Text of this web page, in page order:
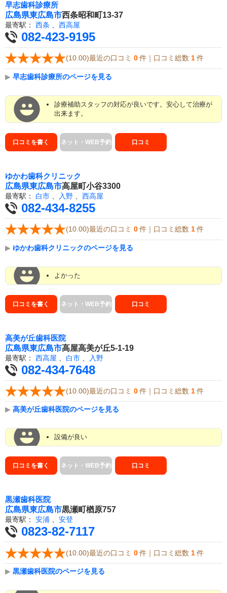
早志歯科診療所
広島県東広島市西条昭和町13-37
最寄駅： 西条 西高屋
082-423-9195
(10.00)最近の口コミ 0 件｜口コミ総数 1 件
▶ 早志歯科診療所のページを見る
診療補助スタッフの対応が良いです。安心して治療が
出来ます。
口コミを書く ネット・WEB予約 口コミ
ゆかわ歯科クリニック
広島県東広島市高屋町小谷3300
最寄駅： 白市 入野 西高屋
082-434-8255
(10.00)最近の口コミ 0 件｜口コミ総数 1 件
▶ ゆかわ歯科クリニックのページを見る
よかった
口コミを書く ネット・WEB予約 口コミ
高美が丘歯科医院
広島県東広島市高屋高美が丘5-1-19
最寄駅： 西高屋 白市 入野
082-434-7648
(10.00)最近の口コミ 0 件｜口コミ総数 1 件
▶ 高美が丘歯科医院のページを見る
設備が良い
口コミを書く ネット・WEB予約 口コミ
黒瀬歯科医院
広島県東広島市黒瀬町楢原757
最寄駅： 安浦 、 安登
0823-82-7117
(10.00)最近の口コミ 0 件｜口コミ総数 1 件
▶ 黒瀬歯科医院のページを見る